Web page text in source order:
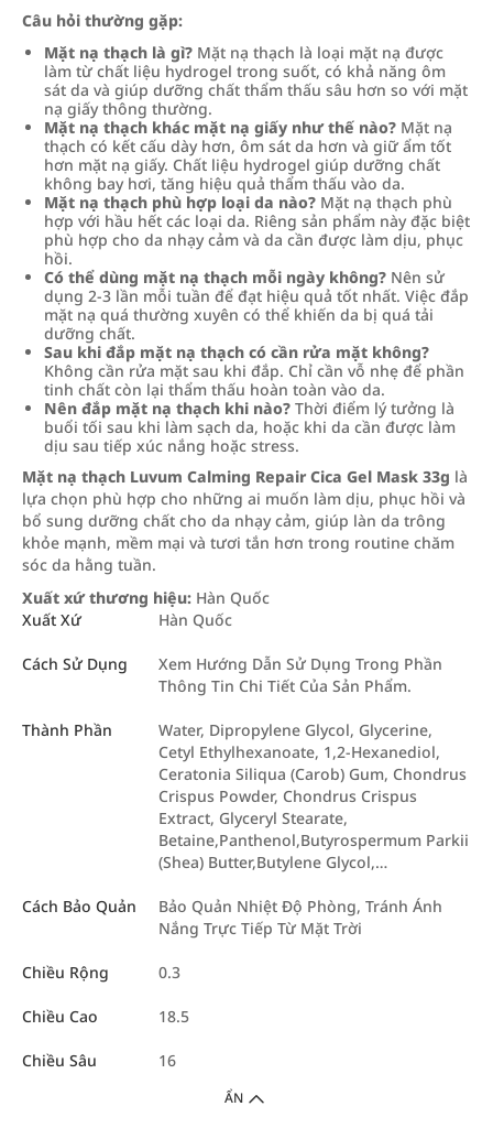
Câu hỏi thường gặp:
Mặt nạ thạch là gì? Mặt nạ thạch là loại mặt nạ được
làm từ chất liệu hydrogel trong suốt, có khả năng ôm
sát da và giúp dưỡng chất thẩm thấu sâu hơn so với mặt
nạ giấy thông thường.
Mặt nạ thạch khác mặt nạ giấy như thế nào? Mặt nạ
thạch có kết cấu dày hơn, ôm sát da hơn và giữ ẩm tốt
hơn mặt nạ giấy. Chất liệu hydrogel giúp dưỡng chất
không bay hơi, tăng hiệu quả thẩm thấu vào da.
Mặt nạ thạch phù hợp loại da nào? Mặt nạ thạch phù
hợp với hầu hết các loại da. Riêng sản phẩm này đặc biệt
phù hợp cho da nhạy cảm và da cần được làm dịu, phục
hồi.
Có thể dùng mặt nạ thạch mỗi ngày không? Nên sử
dụng 2-3 lần mỗi tuần để đạt hiệu quả tốt nhất. Việc đắp
mặt nạ quá thường xuyên có thể khiến da bị quá tải
dưỡng chất.
Sau khi đắp mặt nạ thạch có cần rửa mặt không?
Không cần rửa mặt sau khi đắp. Chỉ cần vỗ nhẹ để phần
tinh chất còn lại thẩm thấu hoàn toàn vào da.
Nên đắp mặt nạ thạch khi nào? Thời điểm lý tưởng là
buổi tối sau khi làm sạch da, hoặc khi da cần được làm
dịu sau tiếp xúc nắng hoặc stress.
Mặt nạ thạch Luvum Calming Repair Cica Gel Mask 33g là
lựa chọn phù hợp cho những ai muốn làm dịu, phục hồi và
bổ sung dưỡng chất cho da nhạy cảm, giúp làn da trông
khỏe mạnh, mềm mại và tươi tắn hơn trong routine chăm
sóc da hằng tuần.
Xuất xứ thương hiệu: Hàn Quốc
Xuất Xứ
Hàn Quốc
Cách Sử Dụng
Xem Hướng Dẫn Sử Dụng Trong Phần
Thông Tin Chi Tiết Của Sản Phẩm.
Thành Phần
Water, Dipropylene Glycol, Glycerine,
Cetyl Ethylhexanoate, 1,2-Hexanediol,
Ceratonia Siliqua (Carob) Gum, Chondrus
Crispus Powder, Chondrus Crispus
Extract, Glyceryl Stearate,
Betaine,Panthenol,Butyrospermum Parkii
(Shea) Butter,Butylene Glycol,…
Cách Bảo Quản
Bảo Quản Nhiệt Độ Phòng, Tránh Ánh
Nắng Trực Tiếp Từ Mặt Trời
Chiều Rộng 0.3
Chiều Cao 18.5
Chiều Sâu 16
ẨN